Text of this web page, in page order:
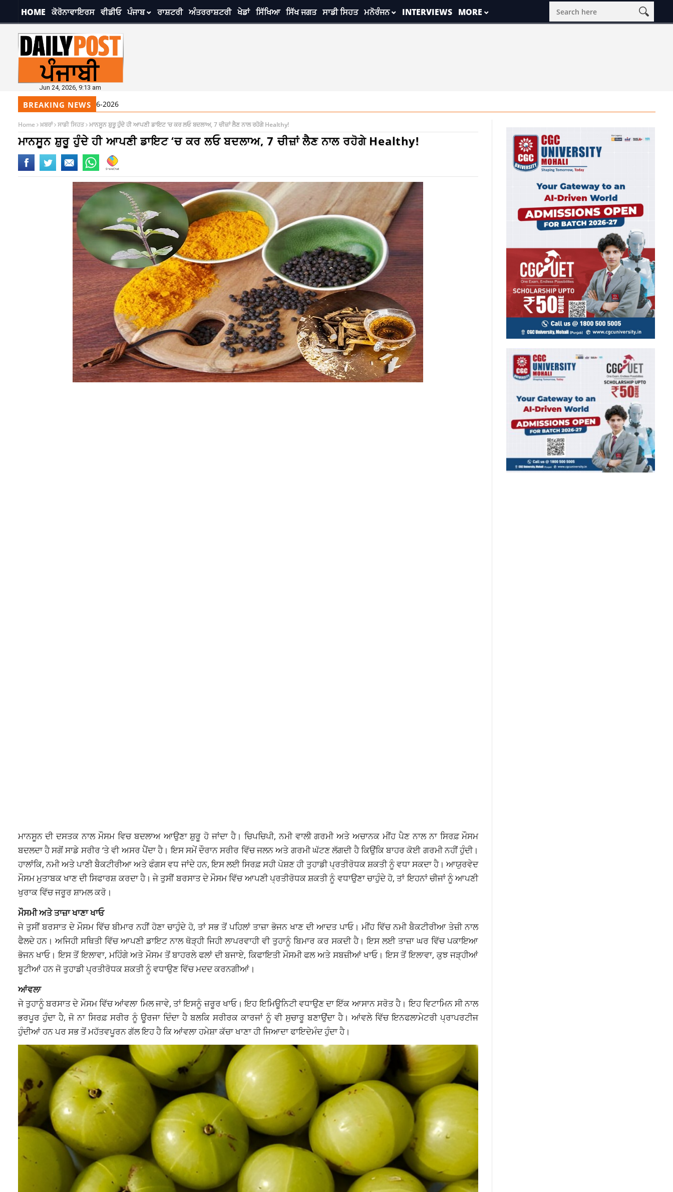
HOME ਕੋਰੋਨਾਵਾਇਰਸ ਵੀਡੀਓ ਪੰਜਾਬ ਰਾਸ਼ਟਰੀ ਅੰਤਰਰਾਸ਼ਟਰੀ ਖੇਡਾਂ ਸਿੱਖਿਆ ਸਿੱਖ ਜਗਤ ਸਾਡੀ ਸਿਹਤ ਮਨੋਰੰਜਨ INTERVIEWS MORE
Jun 24, 2026, 9:13 am
BREAKING NEWS 8:25 am
Home ਖ਼ਬਰਾਂ ਸਾਡੀ ਸਿਹਤ ਮਾਨਸੂਨ ਸ਼ੁਰੂ ਹੁੰਦੇ ਹੀ ਆਪਣੀ ਡਾਇਟ ‘ਚ ਕਰ ਲਓ ਬਦਲਾਅ, 7 ਚੀਜ਼ਾਂ ਲੈਣ ਨਾਲ ਰਹੋਗੇ Healthy!
ਮਾਨਸੂਨ ਸ਼ੁਰੂ ਹੁੰਦੇ ਹੀ ਆਪਣੀ ਡਾਇਟ ‘ਚ ਕਰ ਲਓ ਬਦਲਾਅ, 7 ਚੀਜ਼ਾਂ ਲੈਣ ਨਾਲ ਰਹੋਗੇ Healthy!
ਮਾਨਸੂਨ ਦੀ ਦਸਤਕ ਨਾਲ ਮੌਸਮ ਵਿਚ ਬਦਲਾਅ ਆਉਣਾ ਸ਼ੁਰੂ ਹੋ ਜਾਂਦਾ ਹੈ। ਚਿਪਚਿਪੀ, ਨਮੀ ਵਾਲੀ ਗਰਮੀ ਅਤੇ ਅਚਾਨਕ ਮੀਂਹ ਪੈਣ ਨਾਲ ਨਾ ਸਿਰਫ਼ ਮੌਸਮ
ਬਦਲਦਾ ਹੈ ਸਗੋਂ ਸਾਡੇ ਸਰੀਰ ‘ਤੇ ਵੀ ਅਸਰ ਪੈਂਦਾ ਹੈ। ਇਸ ਸਮੇਂ ਦੌਰਾਨ ਸਰੀਰ ਵਿੱਚ ਜਲਨ ਅਤੇ ਗਰਮੀ ਘੱਟਣ ਲੱਗਦੀ ਹੈ ਕਿਉਂਕਿ ਬਾਹਰ ਕੋਈ ਗਰਮੀ ਨਹੀਂ ਹੁੰਦੀ।
ਹਾਲਾਂਕਿ, ਨਮੀ ਅਤੇ ਪਾਣੀ ਬੈਕਟੀਰੀਆ ਅਤੇ ਫੰਗਸ ਵਧ ਜਾਂਦੇ ਹਨ, ਇਸ ਲਈ ਸਿਰਫ਼ ਸਹੀ ਪੋਸ਼ਣ ਹੀ ਤੁਹਾਡੀ ਪ੍ਰਤੀਰੋਧਕ ਸ਼ਕਤੀ ਨੂੰ ਵਧਾ ਸਕਦਾ ਹੈ। ਆਯੁਰਵੇਦ
ਮੌਸਮ ਮੁਤਾਬਕ ਖਾਣ ਦੀ ਸਿਫਾਰਸ਼ ਕਰਦਾ ਹੈ। ਜੇ ਤੁਸੀਂ ਬਰਸਾਤ ਦੇ ਮੌਸਮ ਵਿੱਚ ਆਪਣੀ ਪ੍ਰਤੀਰੋਧਕ ਸ਼ਕਤੀ ਨੂੰ ਵਧਾਉਣਾ ਚਾਹੁੰਦੇ ਹੋ, ਤਾਂ ਇਹਨਾਂ ਚੀਜਾਂ ਨੂੰ ਆਪਣੀ
ਖੁਰਾਕ ਵਿੱਚ ਜਰੂਰ ਸ਼ਾਮਲ ਕਰੋ।
ਮੌਸਮੀ ਅਤੇ ਤਾਜ਼ਾ ਖਾਣਾ ਖਾਓ
ਜੇ ਤੁਸੀਂ ਬਰਸਾਤ ਦੇ ਮੌਸਮ ਵਿੱਚ ਬੀਮਾਰ ਨਹੀਂ ਹੋਣਾ ਚਾਹੁੰਦੇ ਹੋ, ਤਾਂ ਸਭ ਤੋਂ ਪਹਿਲਾਂ ਤਾਜ਼ਾ ਭੋਜਨ ਖਾਣ ਦੀ ਆਦਤ ਪਾਓ। ਮੀਂਹ ਵਿੱਚ ਨਮੀ ਬੈਕਟੀਰੀਆ ਤੇਜ਼ੀ ਨਾਲ
ਫੈਲਦੇ ਹਨ। ਅਜਿਹੀ ਸਥਿਤੀ ਵਿੱਚ ਆਪਣੀ ਡਾਇਟ ਨਾਲ ਥੋੜ੍ਹੀ ਜਿਹੀ ਲਾਪਰਵਾਹੀ ਵੀ ਤੁਹਾਨੂੰ ਬਿਮਾਰ ਕਰ ਸਕਦੀ ਹੈ। ਇਸ ਲਈ ਤਾਜ਼ਾ ਘਰ ਵਿੱਚ ਪਕਾਇਆ
ਭੋਜਨ ਖਾਓ। ਇਸ ਤੋਂ ਇਲਾਵਾ, ਮਹਿੰਗੇ ਅਤੇ ਮੌਸਮ ਤੋਂ ਬਾਹਰਲੇ ਫਲਾਂ ਦੀ ਬਜਾਏ, ਕਿਫਾਇਤੀ ਮੌਸਮੀ ਫਲ ਅਤੇ ਸਬਜ਼ੀਆਂ ਖਾਓ। ਇਸ ਤੋਂ ਇਲਾਵਾ, ਕੁਝ ਜੜ੍ਹੀਆਂ
ਬੂਟੀਆਂ ਹਨ ਜੋ ਤੁਹਾਡੀ ਪ੍ਰਤੀਰੋਧਕ ਸ਼ਕਤੀ ਨੂੰ ਵਧਾਉਣ ਵਿੱਚ ਮਦਦ ਕਰਨਗੀਆਂ।
ਆਂਵਲਾ
ਜੇ ਤੁਹਾਨੂੰ ਬਰਸਾਤ ਦੇ ਮੌਸਮ ਵਿੱਚ ਆਂਵਲਾ ਮਿਲ ਜਾਵੇ, ਤਾਂ ਇਸਨੂੰ ਜ਼ਰੂਰ ਖਾਓ। ਇਹ ਇਮਿਊਨਿਟੀ ਵਧਾਉਣ ਦਾ ਇੱਕ ਆਸਾਨ ਸਰੋਤ ਹੈ। ਇਹ ਵਿਟਾਮਿਨ ਸੀ ਨਾਲ
ਭਰਪੂਰ ਹੁੰਦਾ ਹੈ, ਜੋ ਨਾ ਸਿਰਫ਼ ਸਰੀਰ ਨੂੰ ਊਰਜਾ ਦਿੰਦਾ ਹੈ ਬਲਕਿ ਸਰੀਰਕ ਕਾਰਜਾਂ ਨੂੰ ਵੀ ਸੁਚਾਰੂ ਬਣਾਉਂਦਾ ਹੈ। ਆਂਵਲੇ ਵਿੱਚ ਇਨਫਲਾਮੇਟਰੀ ਪ੍ਰਾਪਰਟੀਜ
ਹੁੰਦੀਆਂ ਹਨ ਪਰ ਸਭ ਤੋਂ ਮਹੱਤਵਪੂਰਨ ਗੱਲ ਇਹ ਹੈ ਕਿ ਆਂਵਲਾ ਹਮੇਸ਼ਾ ਕੱਚਾ ਖਾਣਾ ਹੀ ਜਿਆਦਾ ਫਾਇਦੇਮੰਦ ਹੁੰਦਾ ਹੈ।